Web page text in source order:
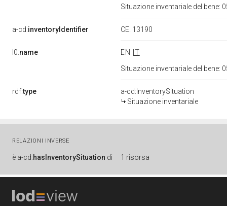
Situazione inventariale del bene:
a-cd:inventoryIdentifier CE. 13190
l0:name EN
IT
Situazione inventariale del bene:
rdf:type
a-cd:InventorySituation
Situazione inventariale
RELAZIONI INVERSE
è a-cd:hasInventorySituation di 1 risorsa